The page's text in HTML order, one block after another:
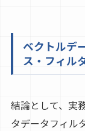
ベクトルデ
ス・フィル
結論として、実
タデータフィル